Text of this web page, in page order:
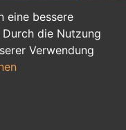
eine bessere
die Nutzung
Verwendung